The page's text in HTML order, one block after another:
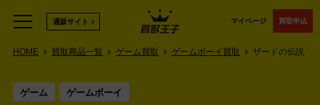
マイページ 買取申込
通販サイト
HOME 買取商品一覧 ゲーム買取 ゲームボーイ買取 ザードの伝説
ゲーム ゲームボーイ